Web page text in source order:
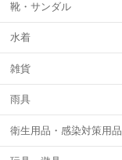
靴・サンダル
水着
雑貨
雨具
衛生用品・感染対策用品